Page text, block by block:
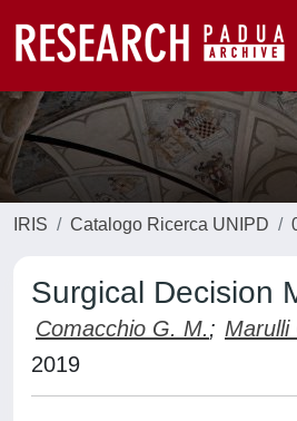
IRIS Catalogo Ricerca UNIPD
Surgical Decision
Comacchio G. M.; Marulli
2019